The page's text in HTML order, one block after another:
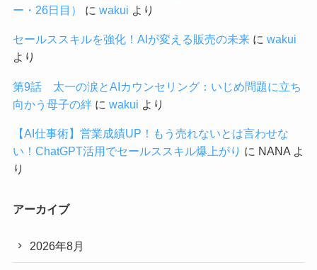
ー・26日目）
に wakui より
セールススキルを強化！AIが変える販売の未来に wakui
より
第9話 太一の涙とAIカウンセリング：いじめ問題に立ち
向かう母子の絆に wakui より
【AI仕事術】営業成績UP！もう売れないとは言わせな
い！ChatGPT活用でセールススキル爆上がり に NANAよ
り
アーカイブ
2026年8月